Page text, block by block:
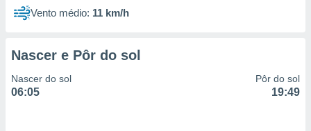
Vento médio: 11 km/h
Nascer e Pôr do sol
Nascer do sol
06:05
Pôr do sol
19:49